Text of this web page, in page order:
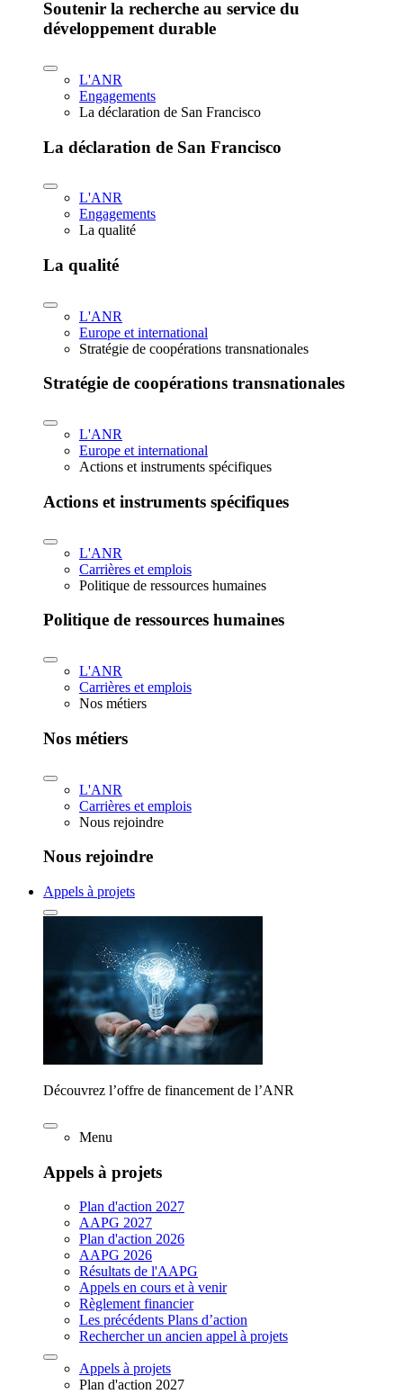
Soutenir la recherche au service du
développement durable
L'ANR
Engagements
La déclaration de San Francisco
La déclaration de San Francisco
L'ANR
Engagements
La qualité
La qualité
L'ANR
Europe et international
Stratégie de coopérations transnationales
Stratégie de coopérations transnationales
L'ANR
Europe et international
Actions et instruments spécifiques
Actions et instruments spécifiques
L'ANR
Carrières et emplois
Politique de ressources humaines
Politique de ressources humaines
L'ANR
Carrières et emplois
Nos métiers
Nos métiers
L'ANR
Carrières et emplois
Nous rejoindre
Nous rejoindre
Appels à projets
Découvrez l’offre de financement de l’ANR
Menu
Appels à projets
Plan d'action 2027
AAPG 2027
Plan d'action 2026
AAPG 2026
Résultats de l'AAPG
Appels en cours et à venir
Règlement financier
Les précédents Plans d’action
Rechercher un ancien appel à projets
Appels à projets
Plan d'action 2027